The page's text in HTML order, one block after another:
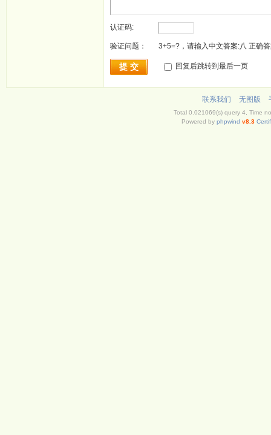
认证码:
验证问题： 3+5=?，请输入中文答案:八 正确
提 交 回复后跳转到最后一页
联系我们 无图版
Total 0.021069(s) query 4, Time
Powered by phpwind v8.3